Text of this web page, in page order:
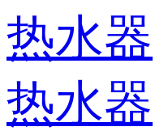
热水器
热水器